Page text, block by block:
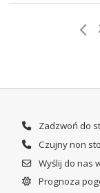
Zadzwoń do
Czujny non
Wyślij do nas
Prognoza